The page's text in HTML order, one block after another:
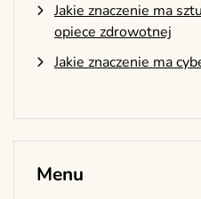
Jakie znaczenie ma
opiece zdrowotnej
Jakie znaczenie ma
Menu